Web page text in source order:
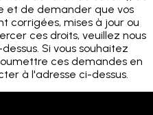
et de demander que vos
corrigées, mises à jour ou
ces droits, veuillez nous
Si vous souhaitez
ces demandes en
à l'adresse ci-dessus.